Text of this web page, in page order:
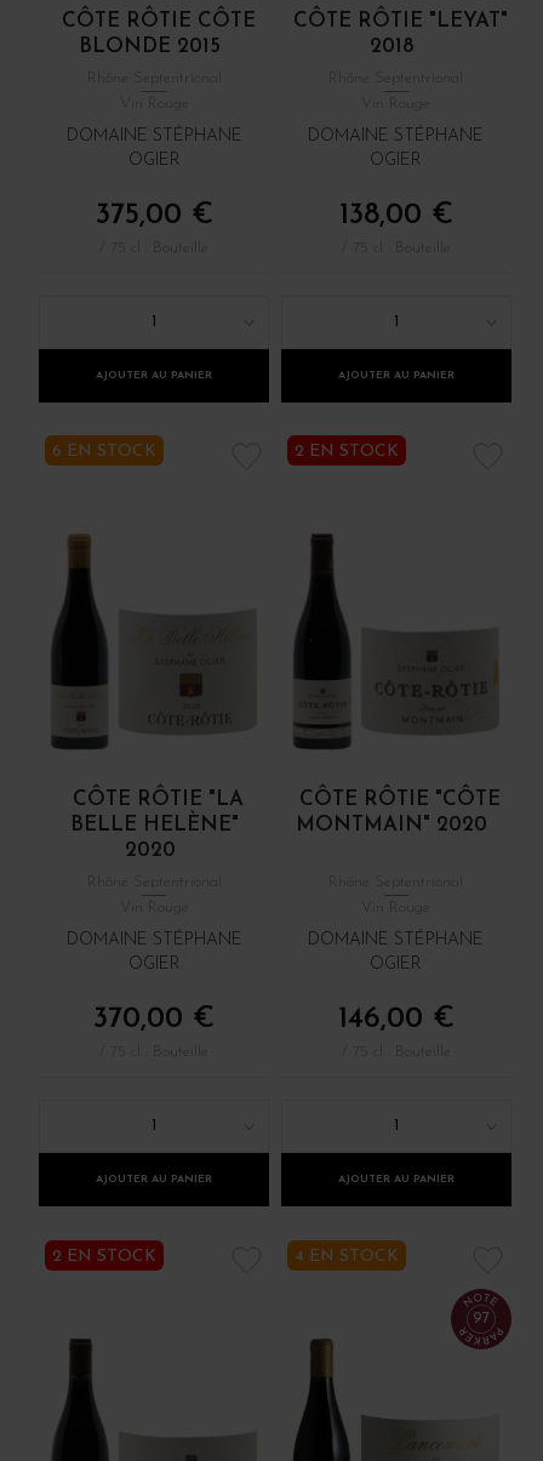
CÔTE RÔTIE CÔTE
BLONDE 2015
DOMAINE STÉPHANE
OGIER
375,00 €
1
AJOUTER AU PANIER
CÔTE RÔTIE "LEYAT"
2018
DOMAINE STÉPHANE
OGIER
138,00 €
1
AJOUTER AU PANIER
6 EN STOCK
CÔTE RÔTIE "LA
BELLE HELÈNE"
2020
DOMAINE STÉPHANE
OGIER
370,00 €
1
AJOUTER AU PANIER
2 EN STOCK
CÔTE RÔTIE "CÔTE
MONTMAIN" 2020
DOMAINE STÉPHANE
OGIER
146,00 €
1
AJOUTER AU PANIER
2 EN STOCK 4 EN STOCK
97